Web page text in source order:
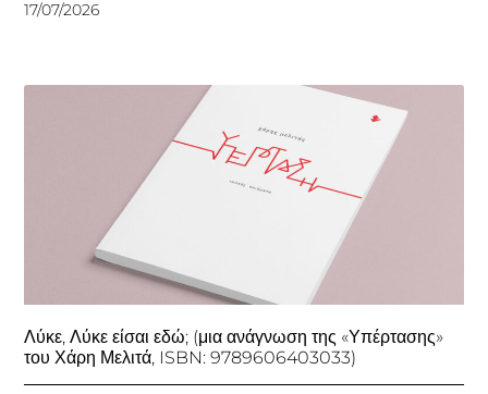
17/07/2026
Λύκε, Λύκε είσαι εδώ; (μια ανάγνωση της «Υπέρτασης»
του Χάρη Μελιτά, ISBN: 9789606403033)